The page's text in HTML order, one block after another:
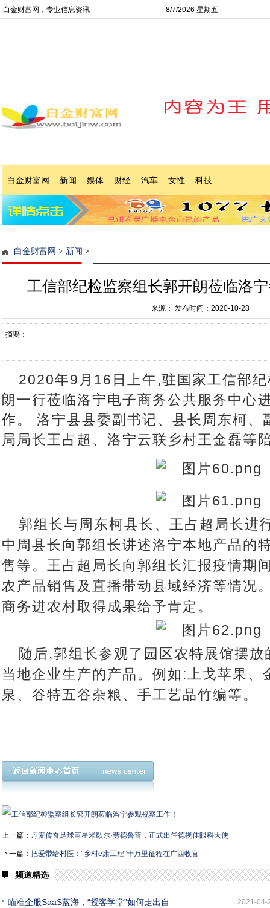
白金财富网，专业信息资讯 8/7/2026 星期五
白金财富网 新闻 娱体 财经 汽车 女性 科技
白金财富网 > 新闻 >
工信部纪检监察组长郭开朗莅临洛
来源：发布时间：2020-10-28
摘要：
2020年9月16日上午,驻国家工信部
朗一行莅临洛宁电子商务公共服务中心
作。 洛宁县县委副书记、县长周东柯、
局局长王占超、洛宁云联乡村王金磊等
郭组长与周东柯县长、王占超局长进
中周县长向郭组长讲述洛宁本地产品的
售等。王占超局长向郭组长汇报疫情期
农产品销售及直播带动县域经济等情况
商务进农村取得成果给予肯定。
随后,郭组长参观了园区农特展馆摆
当地企业生产的产品。例如:上戈苹果、
泉、谷特五谷杂粮、手工艺品竹编等。
上一篇： 丹麦传奇足球巨星米歇尔·劳德鲁普，正式出任德视佳眼科大使
下一篇： 把爱带给村医：“乡村e康工程”十万里征程在广西收官
频道精选
瞄准企服SaaS蓝海，“授客学堂”如何走出自 2021-04-